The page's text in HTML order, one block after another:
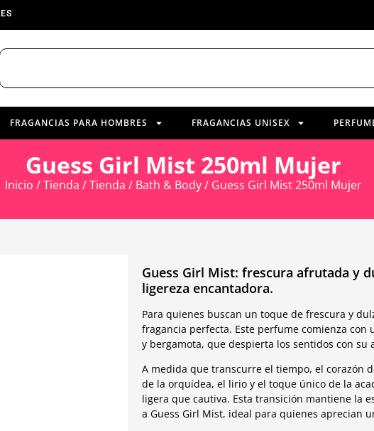
FRAGANCIAS PARA HOMBRES FRAGANCIAS UNISEX
Guess Girl Mist 250ml Mujer
Inicio /Tienda /Tienda / Bath & Body/ Guess Girl Mist 250ml Mujer
Guess Girl Mist: frescura afrutada y
ligereza encantadora.
Para quienes buscan un toque de frescura y
fragancia perfecta. Este perfume comienza
y bergamota, que despierta los sentidos con su
A medida que transcurre el tiempo, el corazón
de la orquídea, el lirio y el toque único de la
ligera que cautiva. Esta transición mantiene la
a Guess Girl Mist, ideal para quienes aprecian